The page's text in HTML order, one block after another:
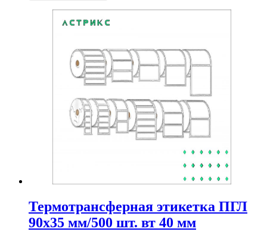
Термотрансферная этикетка ПГЛ
90х35 мм/500 шт. вт 40 мм